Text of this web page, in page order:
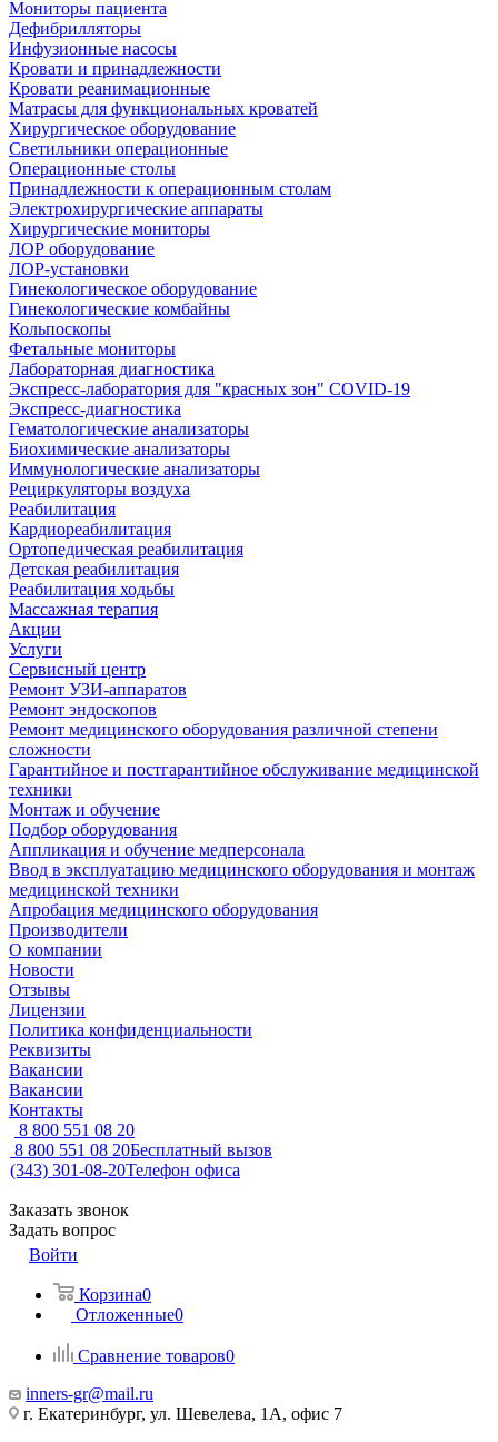
Мониторы пациента
Дефибрилляторы
Инфузионные насосы
Кровати и принадлежности
Кровати реанимационные
Матрасы для функциональных кроватей
Хирургическое оборудование
Светильники операционные
Операционные столы
Принадлежности к операционным столам
Электрохирургические аппараты
Хирургические мониторы
ЛОР оборудование
ЛОР-установки
Гинекологическое оборудование
Гинекологические комбайны
Кольпоскопы
Фетальные мониторы
Лабораторная диагностика
Экспресс-лаборатория для "красных зон" COVID-19
Экспресс-диагностика
Гематологические анализаторы
Биохимические анализаторы
Иммунологические анализаторы
Рециркуляторы воздуха
Реабилитация
Кардиореабилитация
Ортопедическая реабилитация
Детская реабилитация
Реабилитация ходьбы
Массажная терапия
Акции
Услуги
Сервисный центр
Ремонт УЗИ-аппаратов
Ремонт эндоскопов
Ремонт медицинского оборудования различной степени
сложности
Гарантийное и постгарантийное обслуживание медицинской
техники
Монтаж и обучение
Подбор оборудования
Аппликация и обучение медперсонала
Ввод в эксплуатацию медицинского оборудования и монтаж
медицинской техники
Апробация медицинского оборудования
Производители
О компании
Новости
Отзывы
Лицензии
Политика конфиденциальности
Реквизиты
Вакансии
Вакансии
Контакты
8 800 551 08 20
8 800 551 08 20Бесплатный вызов
(343) 301-08-20Телефон офиса
Заказать звонок
Задать вопрос
Войти
Корзина0
Отложенные0
Сравнение товаров0
inners-gr@mail.ru
г. Екатеринбург, ул. Шевелева, 1А, офис 7